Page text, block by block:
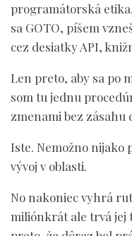
programátorská
sa GOTO, píšem
cez desiatky API,
Len preto, aby sa po
som tu jednu
zmenami bez zásahu
Iste. Nemožno nijako
vývoj v oblasti.
No nakoniec vyhrá
miliónkrát ale trvá jej